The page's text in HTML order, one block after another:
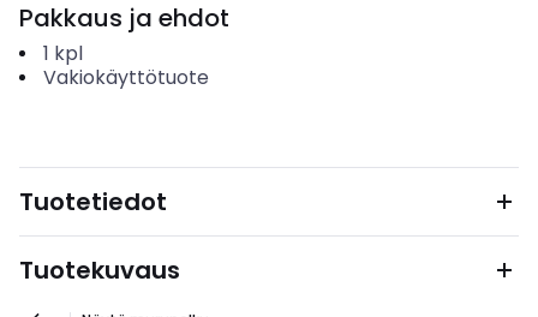
Pakkaus ja ehdot
1 kpl
Vakiokäyttötuote
Tuotetiedot
Tuotekuvaus